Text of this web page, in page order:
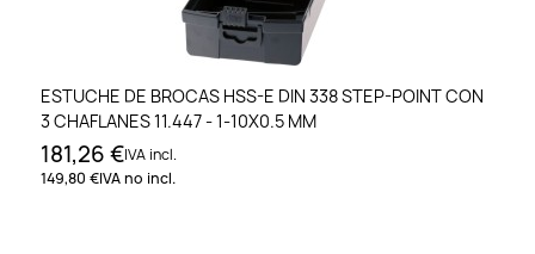
ESTUCHE DE BROCAS HSS-E DIN 338 STEP-POINT CON
3 CHAFLANES 11.447 - 1-10X0.5 MM
181,26 €IVA incl.
149,80 €IVA no incl.